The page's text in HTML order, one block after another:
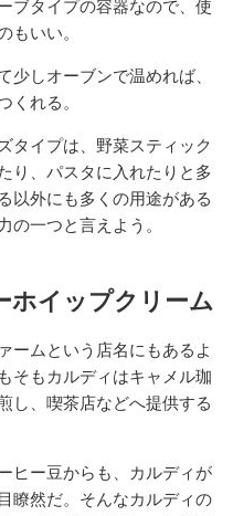
ブタイプの容器なので、使
もいい。
少しオーブンで温めれば、
くれる。
タイプは、野菜スティック
り、パスタに入れたりと多
以外にも多くの用途がある
の一つと言えよう。
ホイップクリーム
ームという店名にもあるよ
そもカルディはキャメル珈
し、喫茶店などへ提供する
ヒー豆からも、カルディが
瞭然だ。そんなカルディの